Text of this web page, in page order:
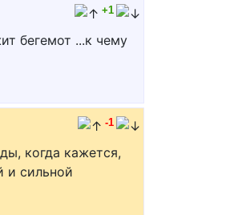
+1
бегемот ...к чему
-1
когда кажется,
и сильной